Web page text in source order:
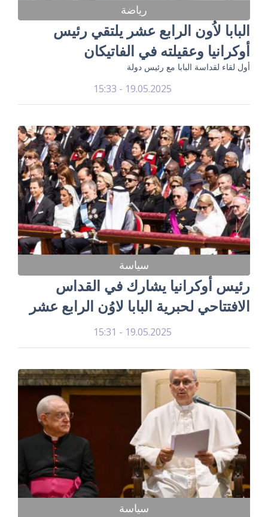
رياضة
البابا لاُون الرابع عشر يلتقي رئيس
أوكرانيا وعقيلته في الفاتيكان
أول لقاء لقداسة البابا مع رئيس دولة
19.05.2025 - 15:33
سياسة
رئيس أوكرانيا يشارك في القداس
الافتتاحي لحبرية البابا لاوُن الرابع عشر
19.05.2025 - 15:31
سياسة